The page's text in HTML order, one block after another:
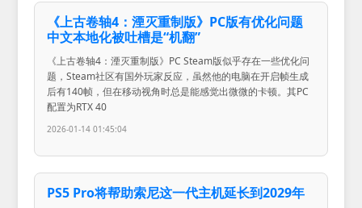
《上古卷轴4：湮灭重制版》PC版有优化问题
中文本地化被吐槽是“机翻”
《上古卷轴4：湮灭重制版》PC Steam版似乎存在一些优化问
题，Steam社区有国外玩家反应，虽然他的电脑在开启帧生成
后有140帧，但在移动视角时总是能感觉出微微的卡顿。其PC
配置为RTX 40
2026-01-14 01:45:04
PS5 Pro将帮助索尼这一代主机延长到2029年